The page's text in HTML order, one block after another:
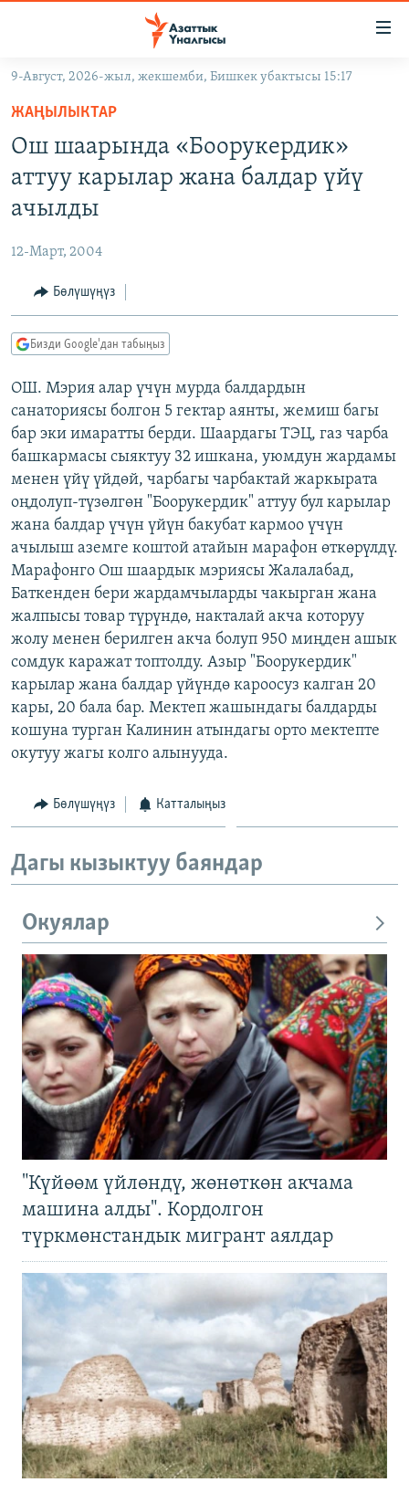
Навигацияга
өтүңүз
Издөөгө
салыңызКЫРГЫЗСТАН
МАДАНИЯТ
УКРАИНА
ТВ ПРОГРАММАЛАР
БҮГҮН АЗАТТЫКТА
ДАНИСТЕ
АЗАТТЫК+
ЫҢГАЙСЫЗ СУРООЛОР
ПОДКАСТ
ОНЛАЙН ШЕРИНЕ
ЭЕ/АРнун бардык сайттары
9-Август, 2026-жыл, жекшемби, Бишкек убактысы 15:17
ЖАҢЫЛЫКТАР
Ош шаарында «Боорукердик»
аттуу карылар жана балдар үйү
ачылды
12-Март, 2004
Бөлүшүңүз
Бизди Google'дан табыңыз
ОШ. Мэрия алар үчүн мурда балдардын
санаториясы болгон 5 гектар аянты, жемиш багы
бар эки имаратты берди. Шаардагы ТЭЦ, газ чарба
башкармасы сыяктуу 32 ишкана, уюмдун жардамы
менен үйү үйдөй, чарбагы чарбактай жаркырата
оңдолуп-түзөлгөн "Боорукердик" аттуу бул карылар
жана балдар үчүн үйүн бакубат кармоо үчүн
ачылыш аземге коштой атайын марафон өткөрүлдү.
Марафонго Ош шаардык мэриясы Жалалабад,
Баткенден бери жардамчыларды чакырган жана
жалпысы товар түрүндө, накталай акча которуу
жолу менен берилген акча болуп 950 миңден ашык
сомдук каражат топтолду. Азыр "Боорукердик"
карылар жана балдар үйүндө кароосуз калган 20
кары, 20 бала бар. Мектеп жашындагы балдарды
кошуна турган Калинин атындагы орто мектепте
окутуу жагы колго алынууда.
Бөлүшүңүз Катталыңыз
Дагы кызыктуу баяндар
Окуялар
"Күйөөм үйлөндү, жөнөткөн акчама
машина алды". Кордолгон
түркмөнстандык мигрант аялдар